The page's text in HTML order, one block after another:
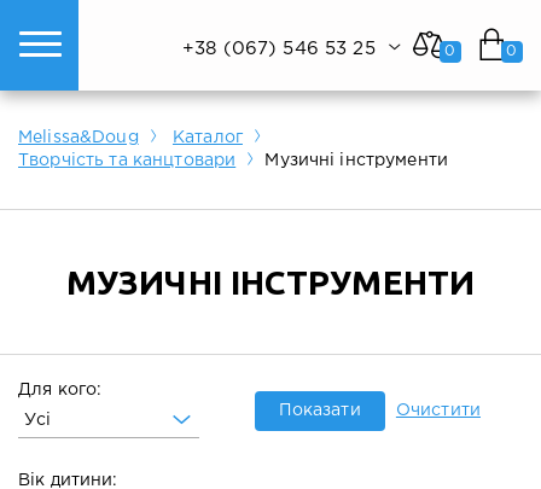
Показати все
Показати все
Показати все
+38 (067) 546 53 25
Melissa&Doug
Каталог
Творчість та канцтовари
Музичні інструменти
МУЗИЧНІ ІНСТРУМЕНТИ
Показати Очистити
Для кого:
Усі
Вік дитини:
0 0